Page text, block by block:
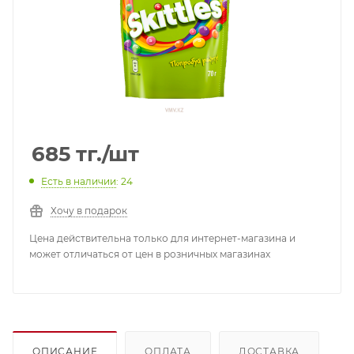
685 тг./шт
Есть в наличии: 24
Хочу в подарок
Цена действительна только для интернет-магазина и
может отличаться от цен в розничных магазинах
ОПИСАНИЕ ОПЛАТА ДОСТАВКА